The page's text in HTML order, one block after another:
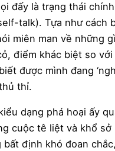
đấy là trạng thái
talk). Tựa như cách
miên man về những
điểm khác biệt so với
được mình đang
thỉ.
dạng phá hoại ấy
cuộc tê liệt và khổ sở
bất định khó đoan